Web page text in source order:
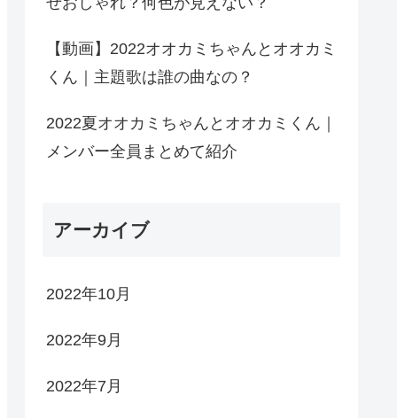
【動画】2022オオカミちゃんとオオカミ
くん｜主題歌は誰の曲なの？
2022夏オオカミちゃんとオオカミくん｜
メンバー全員まとめて紹介
アーカイブ
2022年10月
2022年9月
2022年7月